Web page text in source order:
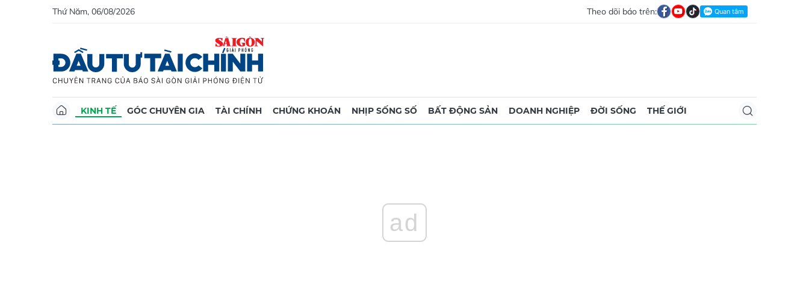
Thứ Năm, 06/08/2026 Theo dõi báo trên:
KINH TẾ GÓC CHUYÊN GIA TÀI CHÍNH CHỨNG KHOÁN NHỊP SỐNG SỐ BẤT ĐỘNG SẢN DOANH NGHIỆP ĐỜI SỐNG THẾ GIỚI
ad